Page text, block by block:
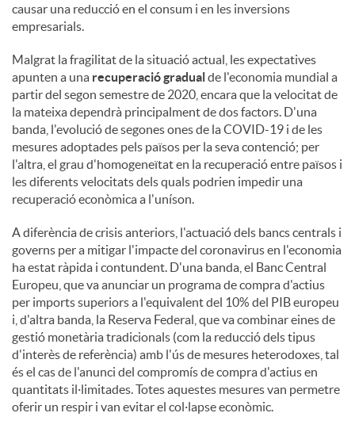
causar una reducció en el consum i en les inversions
empresarials.
Malgrat la fragilitat de la situació actual, les expectatives
apunten a una recuperació gradualde l'economia mundial a
partir del segon semestre de 2020, encara que la velocitat de
la mateixa dependrà principalment de dos factors. D'una
banda, l'evolució de segones ones de la COVID-19 i de les
mesures adoptades pels països per la seva contenció; per
l'altra, el grau d'homogeneïtat en la recuperació entre països i
les diferents velocitats dels quals podrien impedir una
recuperació econòmica a l'uníson.
A diferència de crisis anteriors, l'actuació dels bancs centrals i
governs per a mitigar l'impacte del coronavirus en l'economia
ha estat ràpida i contundent. D'una banda, el Banc Central
Europeu, que va anunciar un programa de compra d'actius
per imports superiors a l'equivalent del 10% del PIB europeu
i, d'altra banda, la Reserva Federal, que va combinar eines de
gestió monetària tradicionals (com la reducció dels tipus
d'interès de referència) amb l'ús de mesures heterodoxes, tal
és el cas de l'anunci del compromís de compra d'actius en
quantitats il·limitades. Totes aquestes mesures van permetre
oferir un respir i van evitar el col·lapse econòmic.